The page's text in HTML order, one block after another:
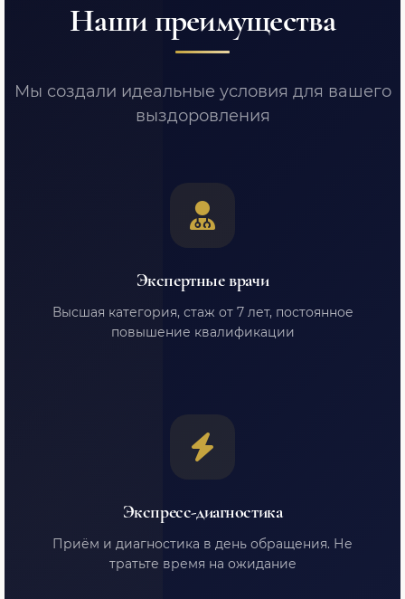
Наши преимущества
Мы создали идеальные условия для вашего
выздоровления
Экспертные врачи
Высшая категория, стаж от 7 лет, постоянное
повышение квалификации
Экспресс-диагностика
Приём и диагностика в день обращения. Не
тратьте время на ожидание